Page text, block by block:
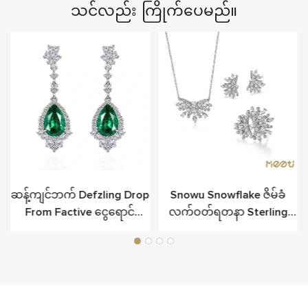
သင်လည်း ကြိုက်ပေမည်။
ဆန့်ကျင်ဘက် Defzling Drop
From Factive ငွေရောင်
Snowu Snowflake ဇိမ်ခံ
လက်ဝတ်ရတနာ Sterling